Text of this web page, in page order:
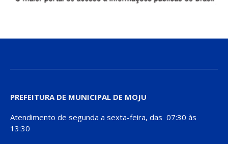
PREFEITURA DE MUNICIPAL DE MOJU
Atendimento de segunda a sexta-feira, das 07:30 às
13:30